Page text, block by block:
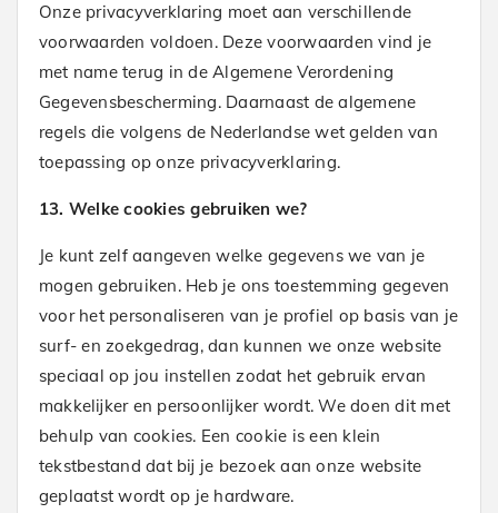
Onze privacyverklaring moet aan verschillende
voorwaarden voldoen. Deze voorwaarden vind je
met name terug in de Algemene Verordening
Gegevensbescherming. Daarnaast de algemene
regels die volgens de Nederlandse wet gelden van
toepassing op onze privacyverklaring.
13. Welke cookies gebruiken we?
Je kunt zelf aangeven welke gegevens we van je
mogen gebruiken. Heb je ons toestemming gegeven
voor het personaliseren van je profiel op basis van je
surf- en zoekgedrag, dan kunnen we onze website
speciaal op jou instellen zodat het gebruik ervan
makkelijker en persoonlijker wordt. We doen dit met
behulp van cookies. Een cookie is een klein
tekstbestand dat bij je bezoek aan onze website
geplaatst wordt op je hardware.